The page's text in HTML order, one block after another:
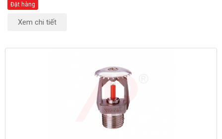
Đặt hàng
Xem chi tiết